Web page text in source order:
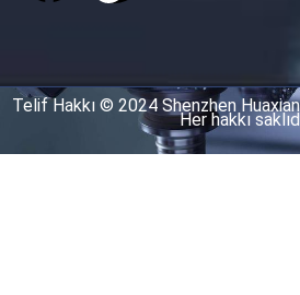
Telif Hakkı © 2024 Shenzhen
Her hakkı